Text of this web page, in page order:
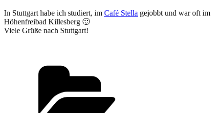
In Stuttgart habe ich studiert, im Café Stella gejobbt und war oft im
Höhenfreibad Killesberg 🙂
Viele Grüße nach Stuttgart!